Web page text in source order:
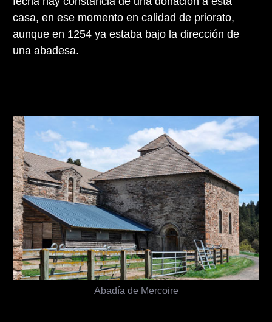
casa, en ese momento en calidad de priorato,
aunque en 1254 ya estaba bajo la dirección de
una abadesa.
Abadía de Mercoire